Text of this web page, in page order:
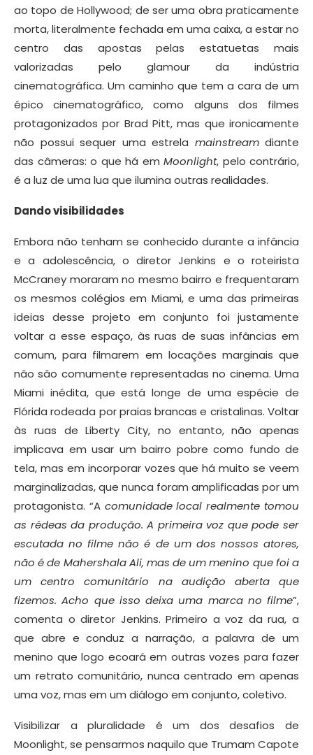
ao topo de Hollywood; de ser uma obra praticamente
morta, literalmente fechada em uma caixa, a estar no
centro das apostas pelas estatuetas mais
valorizadas pelo glamour da indústria
cinematográfica. Um caminho que tem a cara de um
épico cinematográfico, como alguns dos filmes
protagonizados por Brad Pitt, mas que ironicamente
não possui sequer uma estrela mainstreamdiante
das câmeras: o que há em Moonlight, pelo contrário,
é a luz de uma lua que ilumina outras realidades.
Dando visibilidades
Embora não tenham se conhecido durante a infância
e a adolescência, o diretor Jenkins e o roteirista
McCraney moraram no mesmo bairro e frequentaram
os mesmos colégios em Miami, e uma das primeiras
ideias desse projeto em conjunto foi justamente
voltar a esse espaço, às ruas de suas infâncias em
comum, para filmarem em locações marginais que
não são comumente representadas no cinema. Uma
Miami inédita, que está longe de uma espécie de
Flórida rodeada por praias brancas e cristalinas. Voltar
às ruas de Liberty City, no entanto, não apenas
implicava em usar um bairro pobre como fundo de
tela, mas em incorporar vozes que há muito se veem
marginalizadas, que nunca foram amplificadas por um
protagonista. “Acomunidade local realmente tomou
as rédeas da produção. A primeira voz que pode ser
escutada no filme não é de um dos nossos atores,
não é de Mahershala Ali, mas de um menino que foi a
um centro comunitário na audição aberta que
fizemos. Acho que isso deixa uma marca no filme”,
comenta o diretor Jenkins. Primeiro a voz da rua, a
que abre e conduz a narração, a palavra de um
menino que logo ecoará em outras vozes para fazer
um retrato comunitário, nunca centrado em apenas
uma voz, mas em um diálogo em conjunto, coletivo.
Visibilizar a pluralidade é um dos desafios de
Moonlight, se pensarmos naquilo que Trumam Capote